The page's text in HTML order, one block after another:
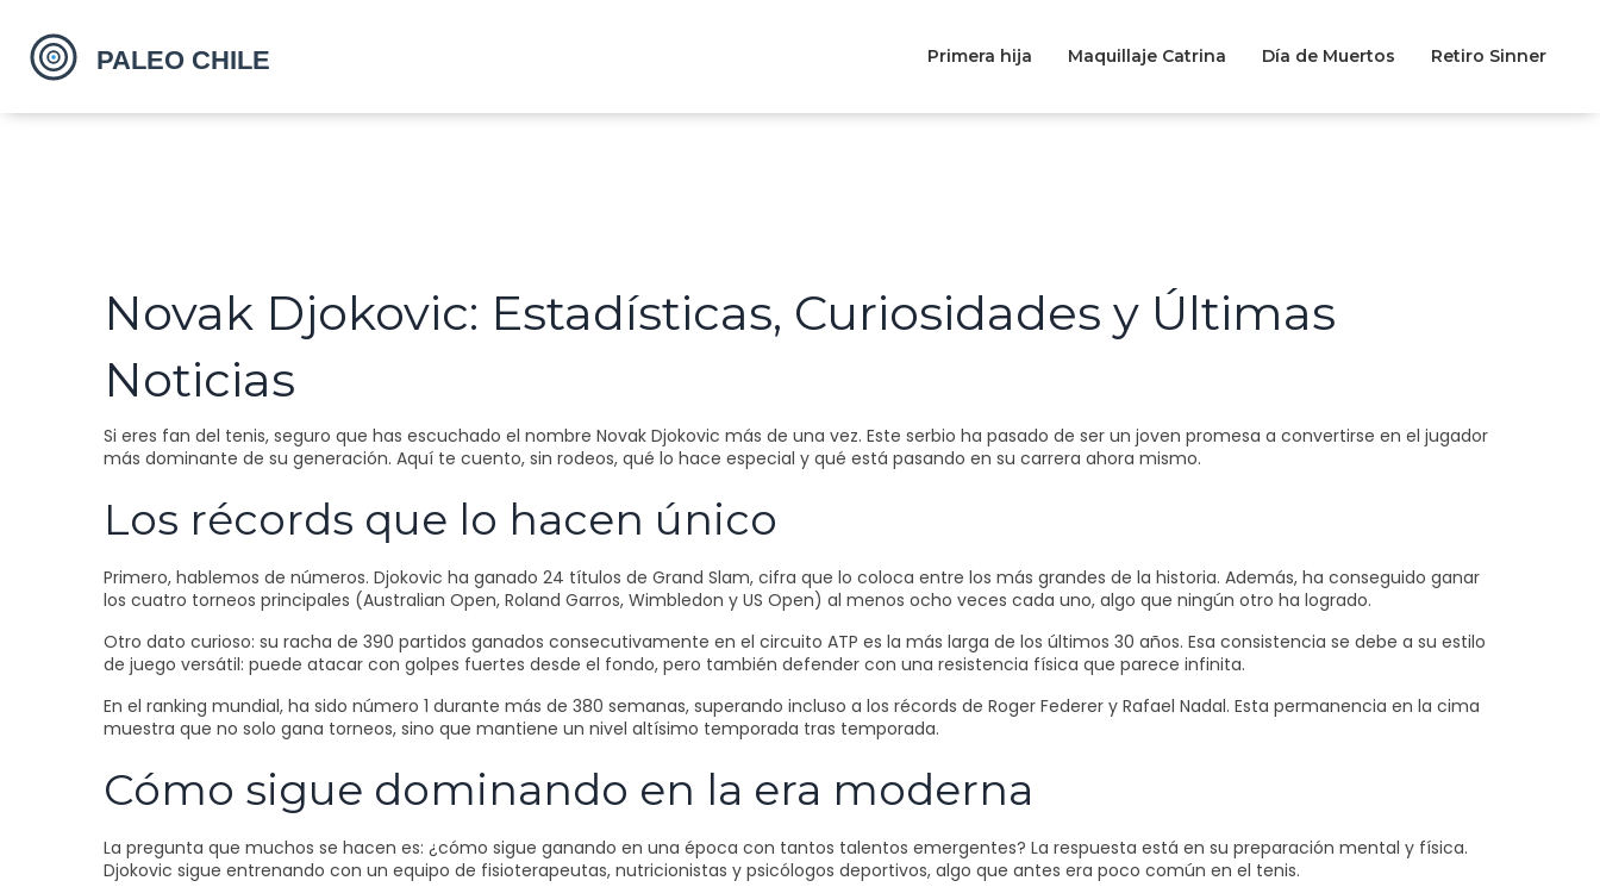
Primera hija Maquillaje Catrina Día de Muertos Retiro Sinner
Novak Djokovic: Estadísticas, Curiosidades y Últimas
Noticias
Si eres fan del tenis, seguro que has escuchado el nombre Novak Djokovic más de una vez. Este serbio ha pasado de ser un joven promesa a convertirse en el jugador
más dominante de su generación. Aquí te cuento, sin rodeos, qué lo hace especial y qué está pasando en su carrera ahora mismo.
Los récords que lo hacen único
Primero, hablemos de números. Djokovic ha ganado 24 títulos de Grand Slam, cifra que lo coloca entre los más grandes de la historia. Además, ha conseguido ganar
los cuatro torneos principales (Australian Open, Roland Garros, Wimbledon y US Open) al menos ocho veces cada uno, algo que ningún otro ha logrado.
Otro dato curioso: su racha de 390 partidos ganados consecutivamente en el circuito ATP es la más larga de los últimos 30 años. Esa consistencia se debe a su estilo
de juego versátil: puede atacar con golpes fuertes desde el fondo, pero también defender con una resistencia física que parece infinita.
En el ranking mundial, ha sido número 1 durante más de 380 semanas, superando incluso a los récords de Roger Federer y Rafael Nadal. Esta permanencia en la cima
muestra que no solo gana torneos, sino que mantiene un nivel altísimo temporada tras temporada.
Cómo sigue dominando en la era moderna
La pregunta que muchos se hacen es: ¿cómo sigue ganando en una época con tantos talentos emergentes? La respuesta está en su preparación mental y física.
Djokovic sigue entrenando con un equipo de fisioterapeutas, nutricionistas y psicólogos deportivos, algo que antes era poco común en el tenis.